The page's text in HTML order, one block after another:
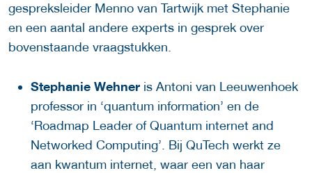
gespreksleider Menno van Tartwijk met Stephanie
en een aantal andere experts in gesprek over
bovenstaande vraagstukken.
Stephanie Wehner is Antoni van Leeuwenhoek
professor in ‘quantum information’ en de
‘Roadmap Leader of Quantum internet and
Networked Computing’. Bij QuTech werkt ze
aan kwantum internet, waar een van haar